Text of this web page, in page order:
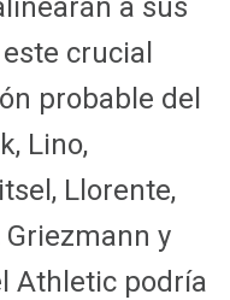
a sus
crucial
probable del
Lino,
Llorente,
Griezmann y
Athletic podría